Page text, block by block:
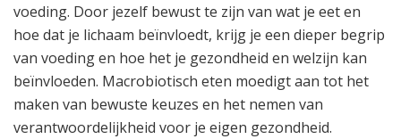
voeding. Door jezelf bewust te zijn van wat je eet en
hoe dat je lichaam beïnvloedt, krijg je een dieper begrip
van voeding en hoe het je gezondheid en welzijn kan
beïnvloeden. Macrobiotisch eten moedigt aan tot het
maken van bewuste keuzes en het nemen van
verantwoordelijkheid voor je eigen gezondheid.